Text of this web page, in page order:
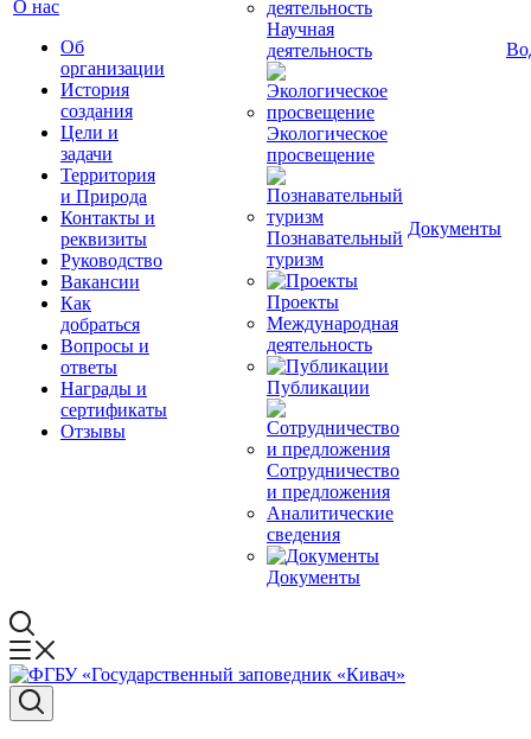
О нас
Об
организации
История
создания
Цели и
задачи
Территория
и Природа
Контакты и
реквизиты
Руководство
Вакансии
Как
добраться
Вопросы и
ответы
Награды и
сертификаты
Отзывы
Научная
деятельность
Экологическое
просвещение
Познавательный
туризм
Проекты
Международная
деятельность
Публикации
Сотрудничество
и предложения
Аналитические
сведения
Документы
Документы